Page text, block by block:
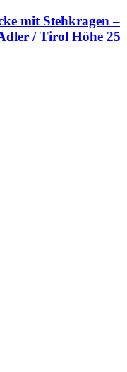
mit Stehkragen –
/ Tirol Höhe 25